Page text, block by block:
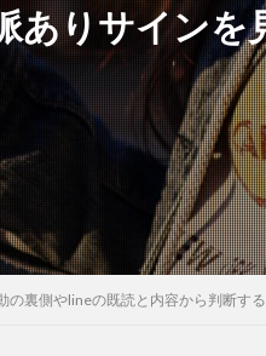
ありサインを
裏側やlineの既読と内容から判断す